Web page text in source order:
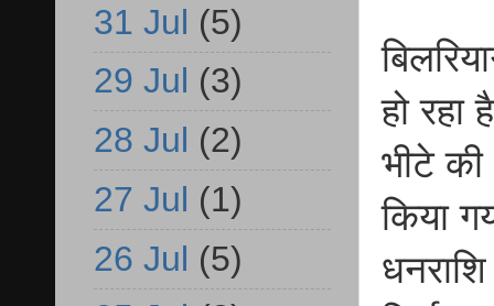
हो
भीटे की
किया
31 Jul (5)
29 Jul (3)
28 Jul (2)
27 Jul (1)
26 Jul (5)